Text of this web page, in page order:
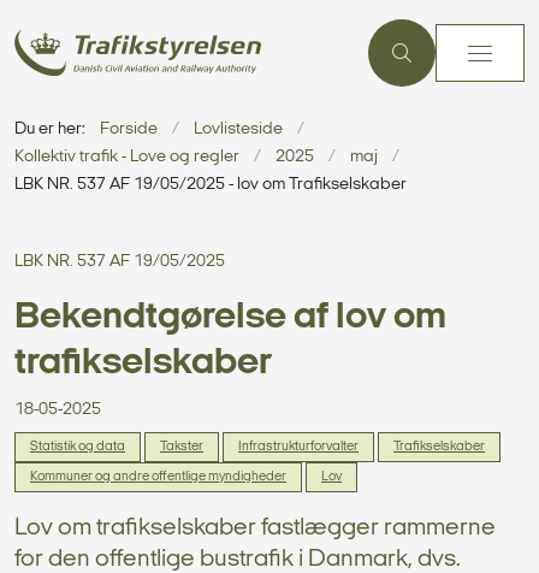
Du er her: Forside
Lovlisteside
Kollektiv trafik - Love og regler
2025
maj
LBK NR. 537 AF 19/05/2025 - lov om Trafikselskaber
LBK NR. 537 AF 19/05/2025
Bekendtgørelse af lov om
trafikselskaber
18-05-2025
Statistik og data Takster Infrastrukturforvalter Trafikselskaber
Kommuner og andre offentlige myndigheder Lov
Lov om trafikselskaber fastlægger rammerne
for den offentlige bustrafik i Danmark, dvs.